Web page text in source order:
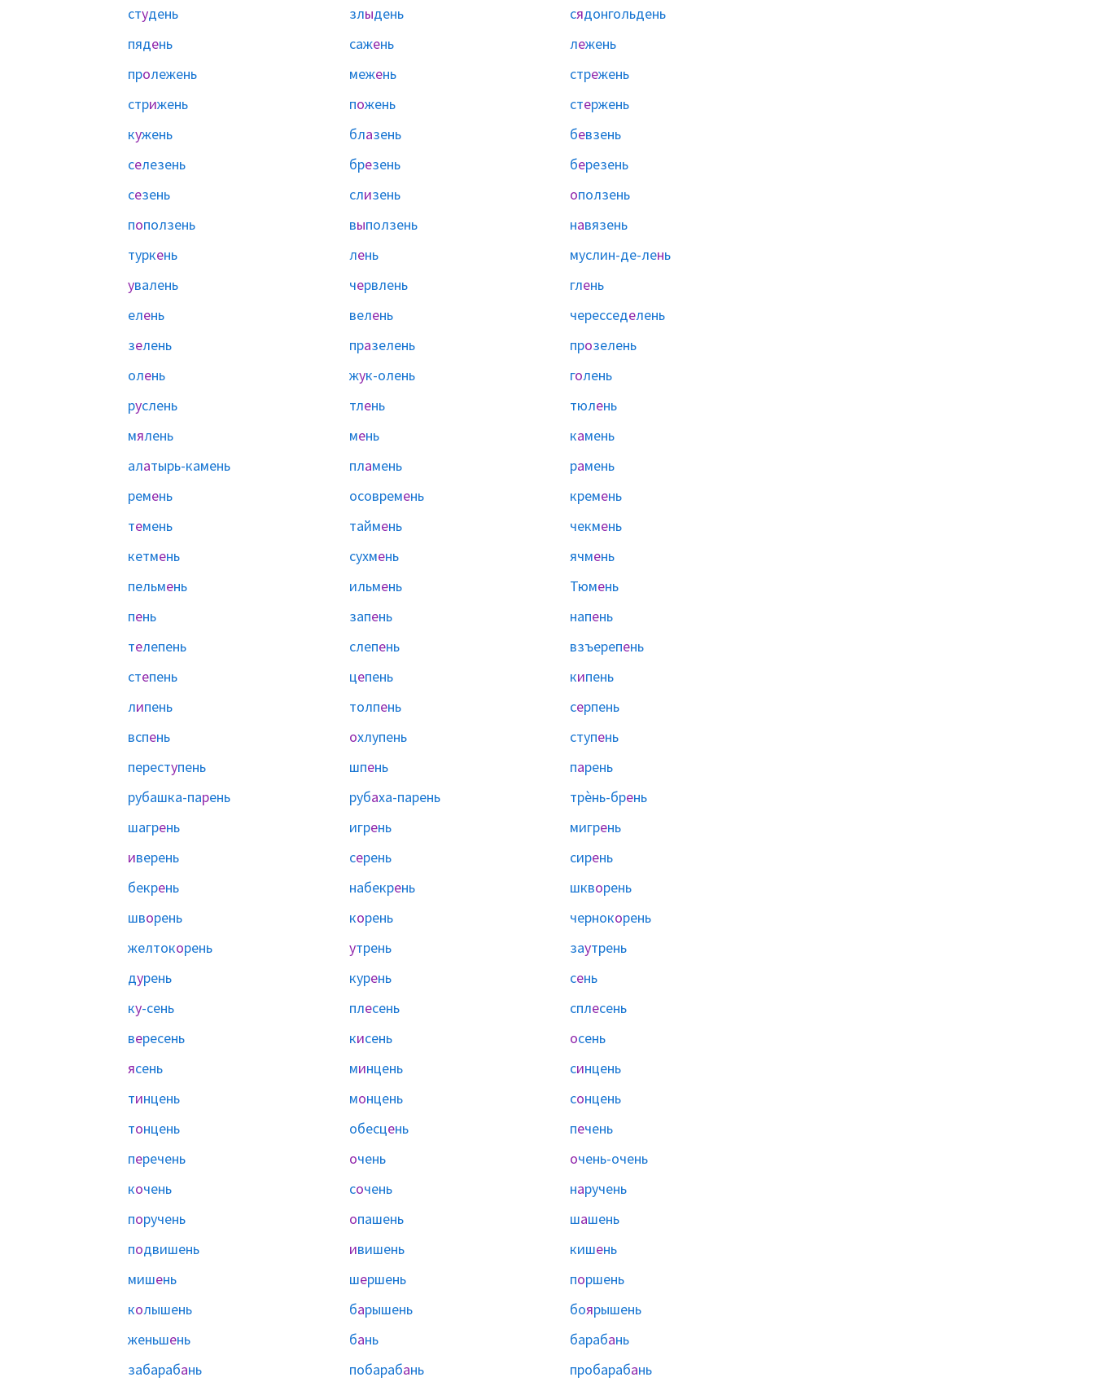
студень злыдень сядонгольдень
пядень сажень лежень
пролежень межень стрежень
стрижень пожень стержень
кужень блазень бевзень
селезень брезень березень
сезень слизень оползень
поползень выползень навязень
туркень лень муслин-де-лень
увалень червлень глень
елень велень чересседелень
зелень празелень прозелень
олень жук-олень голень
руслень тлень тюлень
мялень мень камень
алатырь-камень пламень рамень
ремень осовремень кремень
темень таймень чекмень
кетмень сухмень ячмень
пельмень ильмень Тюмень
пень запень напень
телепень слепень взъерепень
степень цепень кипень
липень толпень серпень
вспень охлупень ступень
переступень шпень парень
рубашка-парень рубаха-парень трѐнь-брень
шагрень игрень мигрень
иверень серень сирень
бекрень набекрень шкворень
шворень корень чернокорень
желтокорень утрень заутрень
дурень курень сень
ку-сень плесень сплесень
вересень кисень осень
ясень минцень синцень
тинцень монцень сонцень
тонцень обесцень печень
перечень очень очень-очень
кочень сочень наручень
поручень опашень шашень
подвишень ивишень кишень
мишень шершень поршень
колышень барышень боярышень
женьшень бань барабань
забарабань побарабань пробарабань